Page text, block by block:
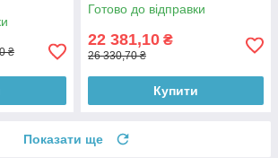
₴
Готово до відправки
22 381,10 ₴
26 330,70 ₴
Купити
Показати ще